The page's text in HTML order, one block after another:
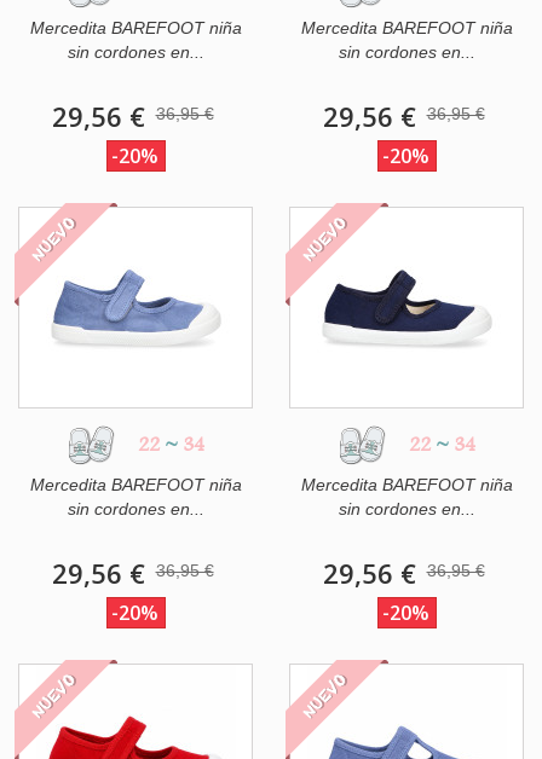
Mercedita BAREFOOT niña
sin cordones en...
29,56 € 36,95 €
-20%
Mercedita BAREFOOT niña
sin cordones en...
29,56 € 36,95 €
-20%
NUEVO
22 ~ 34
Mercedita BAREFOOT niña
sin cordones en...
29,56 € 36,95 €
-20%
NUEVO
22 ~ 34
Mercedita BAREFOOT niña
sin cordones en...
29,56 € 36,95 €
-20%
NUEVO NUEVO